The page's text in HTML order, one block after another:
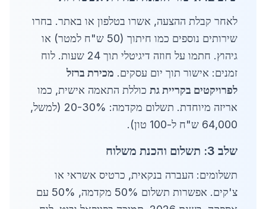
לאחר קבלת ההצעה, אשרו בטלפון או באתר. בחרו
שירותים נוספים כמו חיתוך (50 ש"ח למטר) או
גיהוץ. חתמו על חוזה דיגיטלי תוך 24 שעות. לוח
זמנים: אישור תוך יום עסקים. מכירת ברזל
לפרויקטים בקריית גת כוללת התאמה אישית, כמו
אריזה מיוחדת. תשלום מקדמה: 20-30% (למשל,
64,000 ש"ח ל-100 טון).
שלב 3: תשלום והכנת משלוח
תשלומים: העברה בנקאית, כרטיס אשראי או
צ'קים. אפשרות תשלום 50% מקדמה, 50% עם